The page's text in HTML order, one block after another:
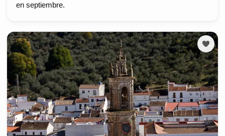
en septiembre.